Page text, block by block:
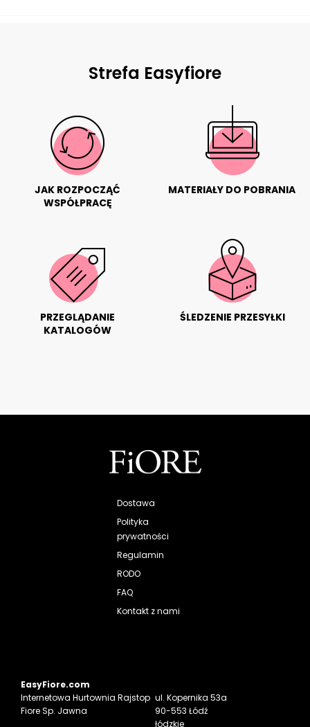
Strefa Easyfiore
JAK ROZPOCZĄĆ
WSPÓŁPRACĘ
MATERIAŁY DO POBRANIA
PRZEGLĄDANIE
KATALOGÓW
ŚLEDZENIE PRZESYŁKI
Dostawa
Polityka
prywatności
Regulamin
RODO
FAQ
Kontakt z nami
EasyFiore.com
Internetowa Hurtownia Rajstop
Fiore Sp. Jawna
ul. Kopernika 53a
90-553 Łódź
łódzkie